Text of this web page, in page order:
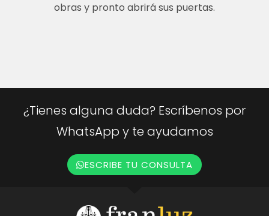
obras y pronto abrirá sus puertas.
¿Tienes alguna duda? Escríbenos por
WhatsApp y te ayudamos
ESCRIBE TU CONSULTA